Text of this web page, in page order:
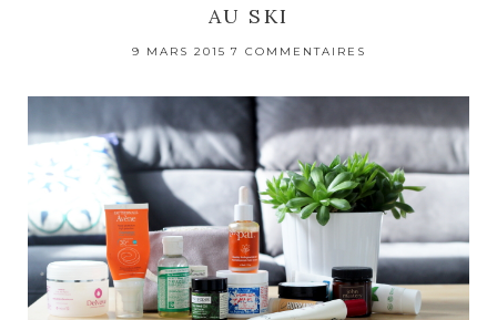
AU SKI
9 MARS 2015 7 COMMENTAIRES